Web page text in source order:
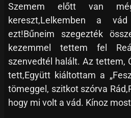
Szemem előtt van
kereszt,Lelkemben a
ezt!Bűneim szegezték
kezemmel tettem fel
szenvedtél halált. Az tettem,
tett,Együtt kiáltottam a
tömeggel, szitkot szórva
hogy mi volt a vád. Kínoz